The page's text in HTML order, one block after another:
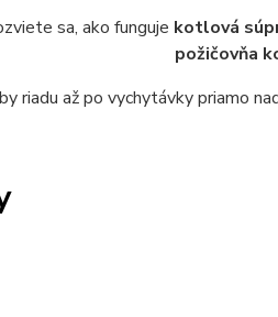
sa, ako funguje kotlová
požičovňa
riadu až po vychytávky priamo